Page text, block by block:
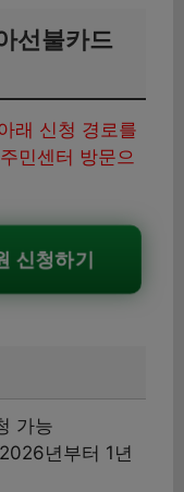
선불카드
래 신청 경로를
민센터 방문으
신청하기
가능
년부터 1년